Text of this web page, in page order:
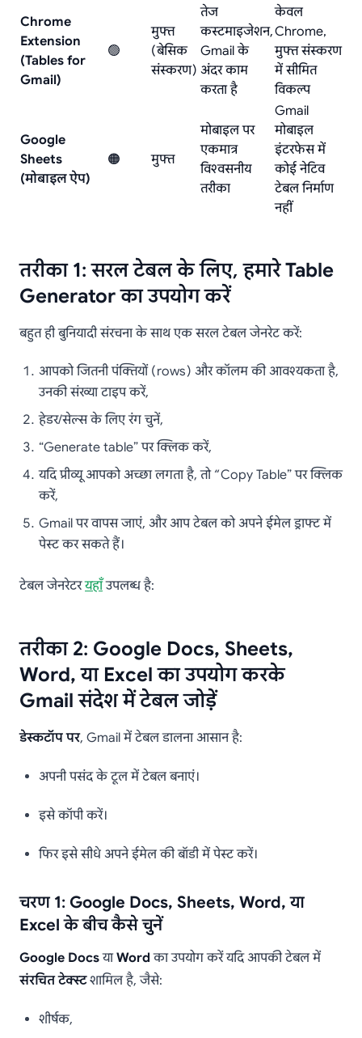
Chrome
Extension
(Tables for
Gmail)
🟢
मुफ्त
(बेसिक
संस्करण)
तेज
कस्टमाइजेशन,
Gmail के
अंदर काम
करता है
केवल
Chrome,
मुफ्त संस्करण
में सीमित
विकल्प
Google
Sheets
(मोबाइल ऐप)
🟠 मुफ्त
मोबाइल पर
एकमात्र
विश्वसनीय
तरीका
Gmail
मोबाइल
इंटरफेस में
कोई नेटिव
टेबल निर्माण
नहीं
तरीका 1: सरल टेबल के लिए, हमारे Table
Generator का उपयोग करें
बहुत ही बुनियादी संरचना के साथ एक सरल टेबल जेनरेट करें:
आपको जितनी पंक्तियों (rows) और कॉलम की आवश्यकता है,
उनकी संख्या टाइप करें,
हेडर/सेल्स के लिए रंग चुनें,
“Generate table” पर क्लिक करें,
यदि प्रीव्यू आपको अच्छा लगता है, तो “Copy Table” पर क्लिक
करें,
Gmail पर वापस जाएं, और आप टेबल को अपने ईमेल ड्राफ्ट में
पेस्ट कर सकते हैं।
टेबल जेनरेटरयहाँउपलब्ध है:
तरीका 2: Google Docs, Sheets,
Word, या Excel का उपयोग करके
Gmail संदेश में टेबल जोड़ें
डेस्कटॉप पर, Gmail में टेबल डालना आसान है:
अपनी पसंद के टूल में टेबल बनाएं।
इसे कॉपी करें।
फिर इसे सीधे अपने ईमेल की बॉडी में पेस्ट करें।
चरण 1: Google Docs, Sheets, Word, या
Excel के बीच कैसे चुनें
Google DocsयाWord का उपयोग करें यदि आपकी टेबल में
संरचित टेक्स्टशामिल है, जैसे:
शीर्षक,